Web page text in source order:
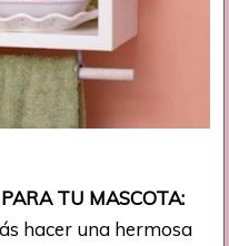
TU MASCOTA:
hacer una hermosa